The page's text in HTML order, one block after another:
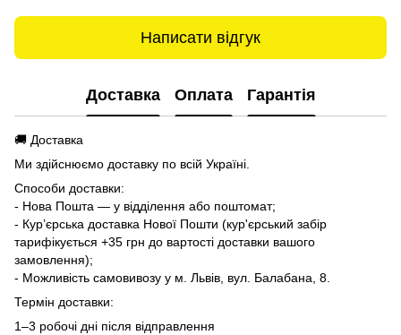
Написати відгук
Доставка Оплата Гарантія
🚚 Доставка
Ми здійснюємо доставку по всій Україні.
Способи доставки:
- Нова Пошта — у відділення або поштомат;
- Кур’єрська доставка Нової Пошти (кур'єрський забір
тарифікується +35 грн до вартості доставки вашого
замовлення);
- Можливість самовивозу у м. Львів, вул. Балабана, 8.
Термін доставки:
1–3 робочі дні після відправлення